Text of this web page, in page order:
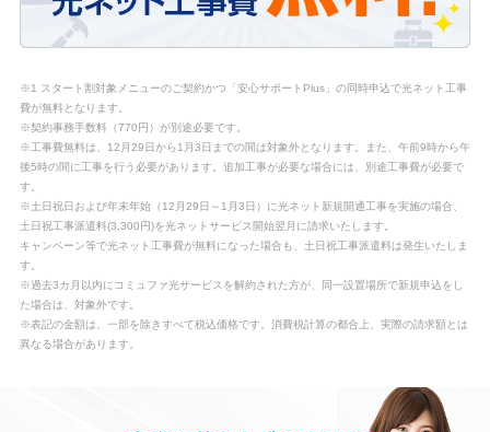
※1 スタート割対象メニューのご契約かつ「安心サポートPlus」の同時申込で光ネット工事
費が無料となります。
※契約事務手数料（770円）が別途必要です。
※工事費無料は、12月29日から1月3日までの間は対象外となります。また、午前9時から午
後5時の間に工事を行う必要があります。追加工事が必要な場合には、別途工事費が必要で
す。
※土日祝日および年末年始（12月29日～1月3日）に光ネット新規開通工事を実施の場合、
土日祝工事派遣料(3,300円)を光ネットサービス開始翌月に請求いたします。
キャンペーン等で光ネット工事費が無料になった場合も、土日祝工事派遣料は発生いたしま
す。
※過去3カ月以内にコミュファ光サービスを解約された方が、同一設置場所で新規申込をし
た場合は、対象外です。
※表記の金額は、一部を除きすべて税込価格です。消費税計算の都合上、実際の請求額とは
異なる場合があります。